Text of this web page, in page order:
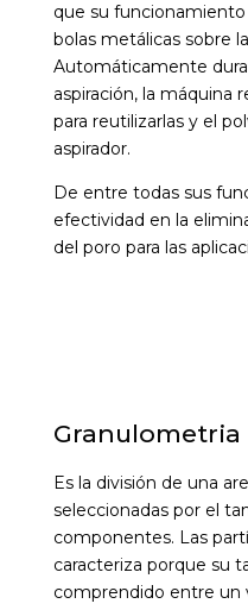
que su
bolas metálicas sobre
Automáticamente
aspiración, la máquina
para reutilizarlas y el
aspirador.
De entre todas sus
efectividad en la
del poro para las
Granulometria
Es la división de una
seleccionadas por el
componentes. Las
caracteriza porque su
comprendido entre un